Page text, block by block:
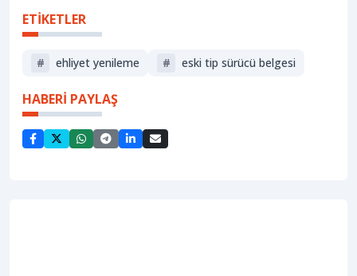
ETİKETLER
# ehliyet yenileme # eski tip sürücü belgesi
HABERİ PAYLAŞ